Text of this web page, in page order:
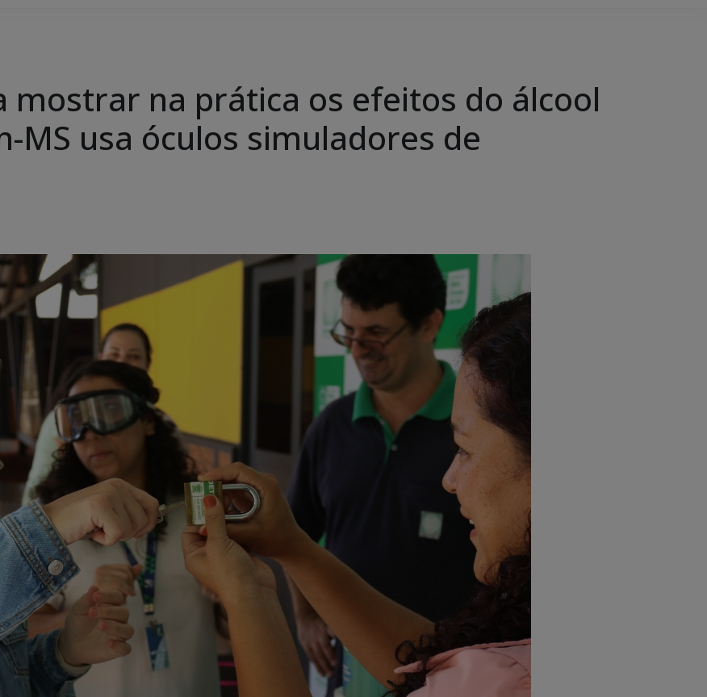
mostrar na prática os efeitos do álcool
MS usa óculos simuladores de